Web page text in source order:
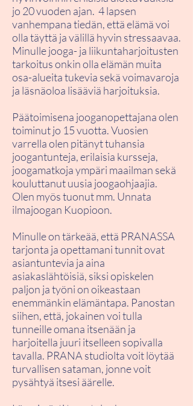
jo 20 vuoden ajan. 4 lapsen
vanhempana tiedän, että elämä voi
olla täyttä ja välillä hyvin stressaavaa.
Minulle jooga- ja liikuntaharjoitusten
tarkoitus onkin olla elämän muita
osa-alueita tukevia sekä voimavaroja
ja läsnäoloa lisääviä harjoituksia.
Päätoimisena jooganopettajana olen
toiminut jo 15 vuotta. Vuosien
varrella olen pitänyt tuhansia
joogantunteja, erilaisia kursseja,
joogamatkoja ympäri maailman sekä
kouluttanut uusia joogaohjaajia.
Olen myös tuonut mm. Unnata
ilmajoogan Kuopioon.
​Minulle on tärkeää, että PRANASSA
tarjonta ja opettamani tunnit ovat
asiantuntevia ja aina
asiakaslähtöisiä, siksi opiskelen
paljon ja työni on oikeastaan
enemmänkin elämäntapa. Panostan
siihen, että, jokainen voi tulla
tunneille omana itsenään ja
harjoitella juuri itselleen sopivalla
tavalla. PRANA studiolta voit löytää
turvallisen sataman, jonne voit
pysähtyä itsesi äärelle.